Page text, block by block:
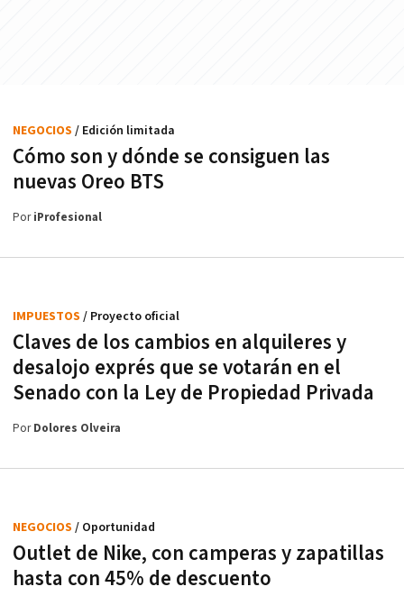
Cómo son y dónde se consiguen las
nuevas Oreo BTS
NEGOCIOS / Edición limitada
PoriProfesional
Claves de los cambios en alquileres y
desalojo exprés que se votarán en el
Senado con la Ley de Propiedad Privada
IMPUESTOS / Proyecto oficial
PorDolores Olveira
Outlet de Nike, con camperas y zapatillas
hasta con 45% de descuento
NEGOCIOS / Oportunidad